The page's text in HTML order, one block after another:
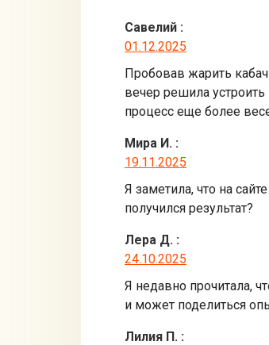
Савелий :
01.12.2025
Пробовав жарить
вечер решила
процесс еще более
Мира И. :
19.11.2025
Я заметила, что на
получился результат?
Лера Д. :
24.10.2025
Я недавно прочитала,
и может поделиться
Лилия П. :